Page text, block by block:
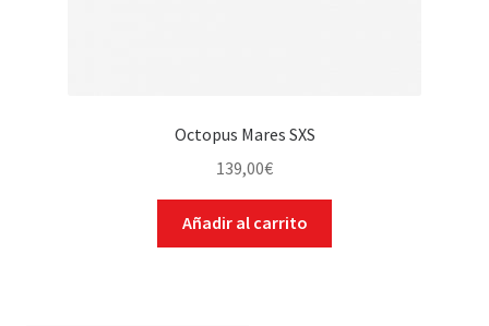
Octopus Mares SXS
139,00€
Añadir al carrito